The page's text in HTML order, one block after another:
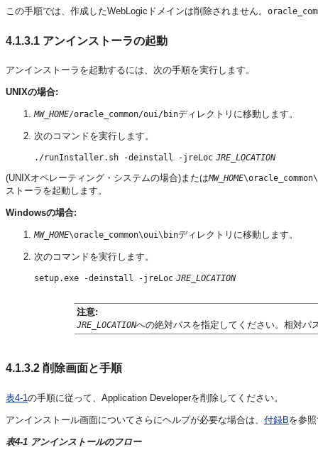
この手順では、作成したWebLogicドメインは削除されません。
4.1.3.1 アンインストーラの起動
アンインストーラを起動するには、次の手順を実行します。
UNIXの場合:
MW_HOME/oracle_common/oui/binディレクトリに移動します。
次のコマンドを実行します。
./runInstaller.sh -deinstall -jreLoc JRE_LOCATION
(UNIXオペレーティング・システムの場合)またはMW_HOME
ストーラを起動します。
Windowsの場合:
MW_HOME\oracle_common\oui\binディレクトリに移動します。
次のコマンドを実行します。
setup.exe -deinstall -jreLoc JRE_LOCATION
注意:
JRE_LOCATIONへの絶対パスを指定してください。相対パ
4.1.3.2 削除画面と手順
表4-1の手順に従って、Application Developerを削除してください。
アンインストール画面についてさらにヘルプが必要な場合は、 付録Bを参
表4-1 アンインストールのフロー